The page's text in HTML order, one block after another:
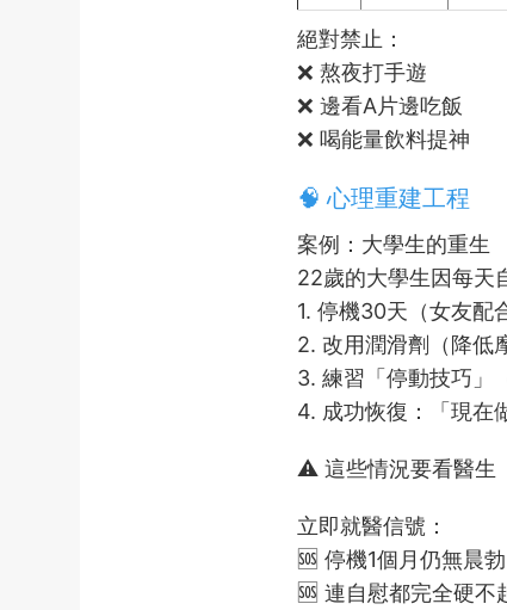
絕對禁止：
❌ 熬夜打手遊
❌ 邊看A片邊吃飯
❌ 喝能量飲料提神
🧠 心理重建工程
案例：大學生的重生
22歲的大學生因每天
1. 停機30天（女友配
2. 改用潤滑劑（降低
3. 練習「停動技巧」
4. 成功恢復：「現在
⚠️ 這些情況要看醫生
立即就醫信號：
🆘 停機1個月仍無晨勃
🆘 連自慰都完全硬不